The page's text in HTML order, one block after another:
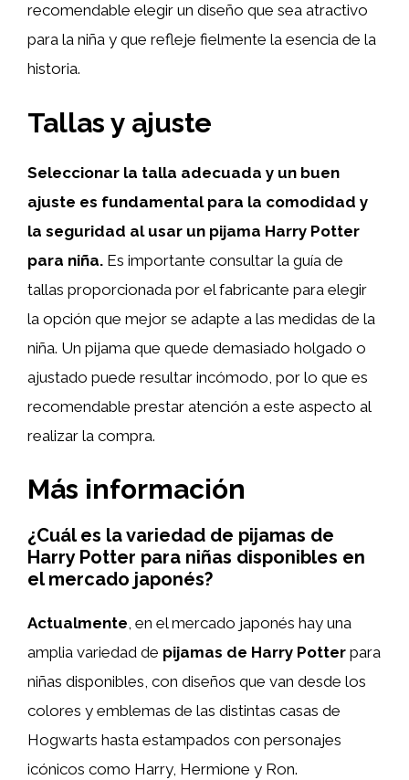
recomendable elegir un diseño que sea atractivo
para la niña y que refleje fielmente la esencia de la
historia.
Tallas y ajuste
Seleccionar la talla adecuada y un buen
ajuste es fundamental para la comodidad y
la seguridad al usar un pijama Harry Potter
para niña. Es importante consultar la guía de
tallas proporcionada por el fabricante para elegir
la opción que mejor se adapte a las medidas de la
niña. Un pijama que quede demasiado holgado o
ajustado puede resultar incómodo, por lo que es
recomendable prestar atención a este aspecto al
realizar la compra.
Más información
¿Cuál es la variedad de pijamas de
Harry Potter para niñas disponibles en
el mercado japonés?
Actualmente, en el mercado japonés hay una
amplia variedad de pijamas de Harry Potter para
niñas disponibles, con diseños que van desde los
colores y emblemas de las distintas casas de
Hogwarts hasta estampados con personajes
icónicos como Harry, Hermione y Ron.